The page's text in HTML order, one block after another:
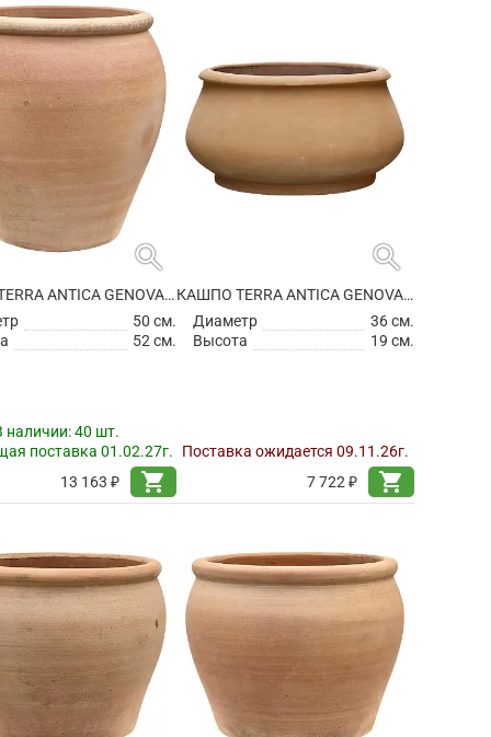
search
КАШПО TERRA ANTICA GENOVA CHALK WHITE
50 см.
52 см.
наличии:40 шт.
поставка 01.02.27г.
13 163 ₽
shopping_cart
search
КАШПО TERRA ANTICA GENOVA CHALK WHITE
Диаметр
36 см.
Высота
19 см.
Поставка ожидается 09.11.26г.
7 722 ₽
shopping_cart